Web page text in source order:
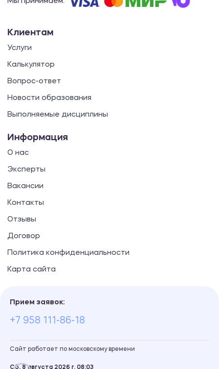
Клиентам
Услуги
Калькулятор
Вопрос-ответ
Новости образования
Выполняемые дисциплины
Информация
О нас
Эксперты
Вакансии
Контакты
Отзывы
Договор
Политика конфиденциальности
Карта сайта
Прием заявок:
+7 958 111-86-18
Сайт работает по московскому времени
Сб, 8 августа 2026 г. 08:03